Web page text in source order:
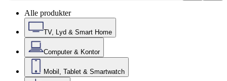
Alle produkter
TV, Lyd & Smart Home
Computer & Kontor
Mobil, Tablet & Smartwatch